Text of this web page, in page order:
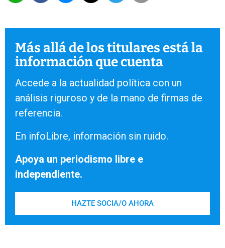
Más allá de los titulares está la
información que cuenta
Accede a la actualidad política con un
análisis riguroso y de la mano de firmas de
referencia.
En infoLibre, información sin ruido.
Apoya un periodismo libre e
independiente.
HAZTE SOCIA/O AHORA